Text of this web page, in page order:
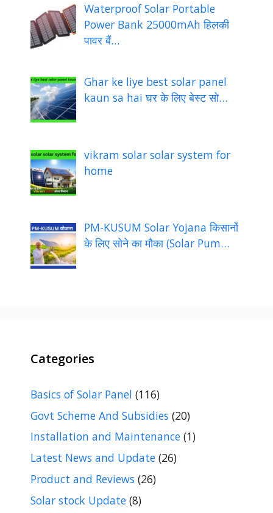
Waterproof Solar Portable
Power Bank 25000mAh हिलकी
पावर बैं…
Ghar ke liye best solar panel
kaun sa hai घर के लिए बेस्ट सो…
vikram solar solar system for
home
PM-KUSUM Solar Yojana किसानों
के लिए सोने का मौका (Solar Pum…
Categories
Basics of Solar Panel (116)
Govt Scheme And Subsidies (20)
Installation and Maintenance (1)
Latest News and Update (26)
Product and Reviews (26)
Solar stock Update (8)